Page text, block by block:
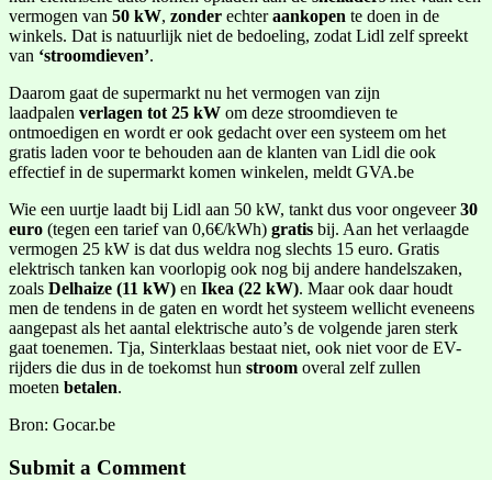
vermogen van 50 kW, zonder echteraankopen te doen in de
winkels. Dat is natuurlijk niet de bedoeling, zodat Lidl zelf spreekt
van ‘stroomdieven’.
Daarom gaat de supermarkt nu het vermogen van zijn
laadpalen verlagen tot 25 kW om deze stroomdieven te
ontmoedigen en wordt er ook gedacht over een systeem om het
gratis laden voor te behouden aan de klanten van Lidl die ook
effectief in de supermarkt komen winkelen, meldt GVA.be
Wie een uurtje laadt bij Lidl aan 50 kW, tankt dus voor ongeveer30
euro (tegen een tarief van 0,6€/kWh) gratis bij. Aan het verlaagde
vermogen 25 kW is dat dus weldra nog slechts 15 euro. Gratis
elektrisch tanken kan voorlopig ook nog bij andere handelszaken,
zoals Delhaize (11 kW) en Ikea (22 kW). Maar ook daar houdt
men de tendens in de gaten en wordt het systeem wellicht eveneens
aangepast als het aantal elektrische auto’s de volgende jaren sterk
gaat toenemen. Tja, Sinterklaas bestaat niet, ook niet voor de EV-
rijders die dus in de toekomst hun stroom overal zelf zullen
moeten betalen.
Bron: Gocar.be
Submit a Comment